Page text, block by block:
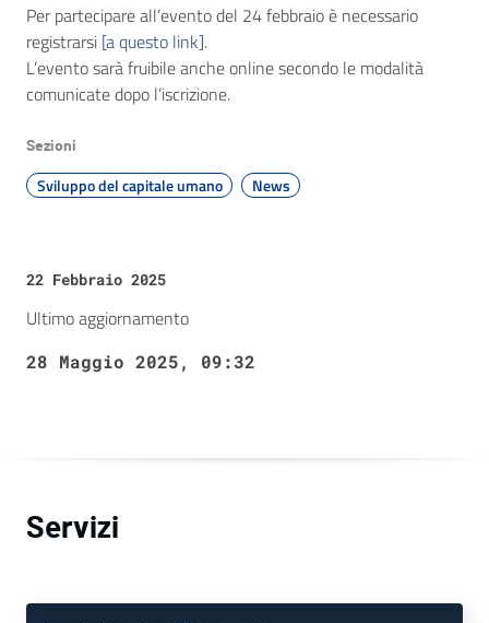
Per partecipare all’evento del 24 febbraio è necessario
registrarsi [a questo link].
L’evento sarà fruibile anche online secondo le modalità
comunicate dopo l’iscrizione.
Sezioni
Sviluppo del capitale umano News
22 Febbraio 2025
Ultimo aggiornamento
28 Maggio 2025, 09:32
Servizi